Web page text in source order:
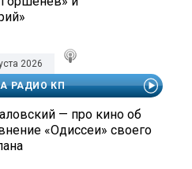
2026
РАДИО КП
— про кино об
«Одиссеи» своего